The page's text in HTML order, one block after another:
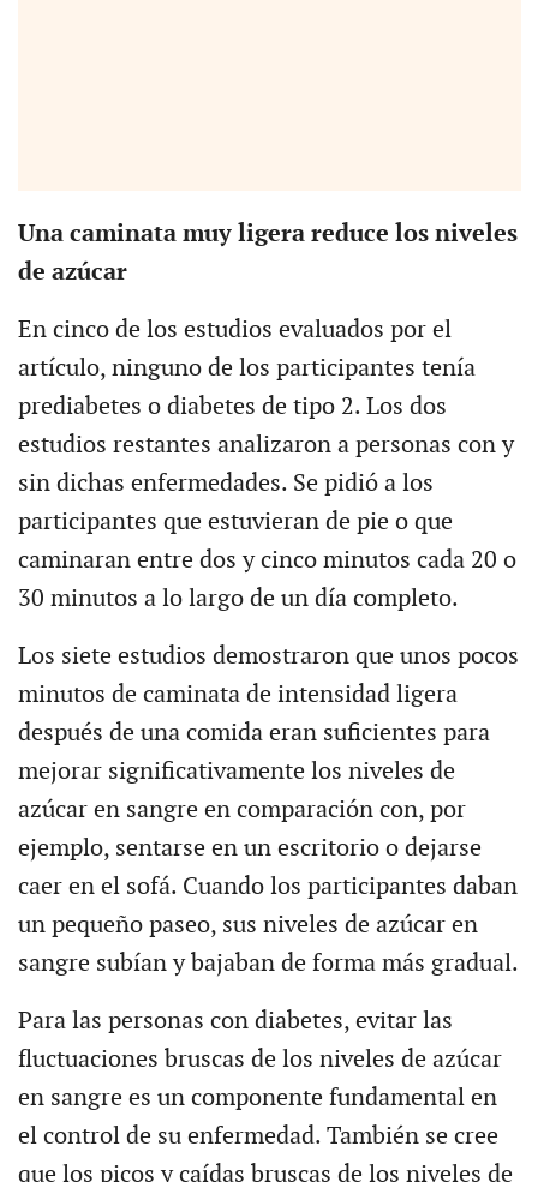
Una caminata muy ligera reduce los niveles
de azúcar
En cinco de los estudios evaluados por el
artículo, ninguno de los participantes tenía
prediabetes o diabetes de tipo 2. Los dos
estudios restantes analizaron a personas con y
sin dichas enfermedades. Se pidió a los
participantes que estuvieran de pie o que
caminaran entre dos y cinco minutos cada 20 o
30 minutos a lo largo de un día completo.
Los siete estudios demostraron que unos pocos
minutos de caminata de intensidad ligera
después de una comida eran suficientes para
mejorar significativamente los niveles de
azúcar en sangre en comparación con, por
ejemplo, sentarse en un escritorio o dejarse
caer en el sofá. Cuando los participantes daban
un pequeño paseo, sus niveles de azúcar en
sangre subían y bajaban de forma más gradual.
Para las personas con diabetes, evitar las
fluctuaciones bruscas de los niveles de azúcar
en sangre es un componente fundamental en
el control de su enfermedad. También se cree
que los picos y caídas bruscas de los niveles de